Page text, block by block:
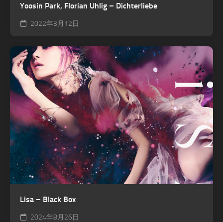
Yoosin Park, Florian Uhlig – Dichterliebe
2022年3月12日
Lisa – Black Box
2024年8月26日